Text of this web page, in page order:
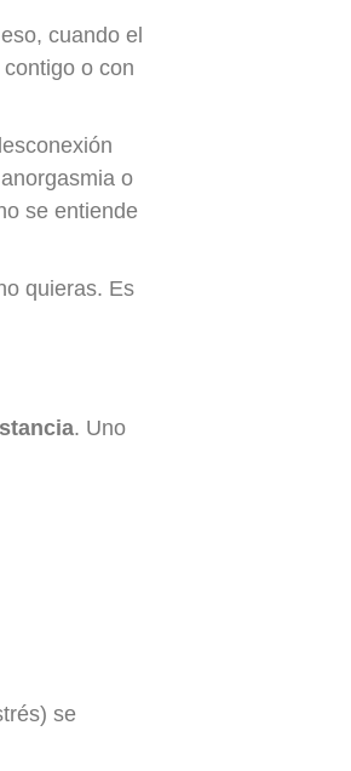
cuando el
o con
o
se entiende
quieras. Es
. Uno
se